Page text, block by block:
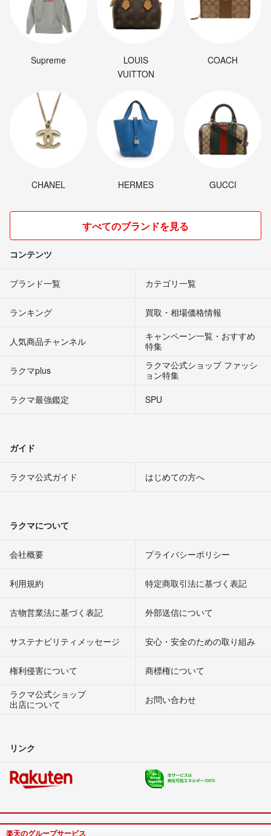
Supreme
LOUIS
VUITTON
COACH
CHANEL HERMES GUCCI
すべてのブランドを見る
コンテンツ
ブランド一覧 カテゴリ一覧
ランキング 買取・相場価格情報
人気商品チャンネル
キャンペーン一覧・おすすめ
特集
ラクマplus
ラクマ公式ショップ ファッシ
ョン特集
ラクマ最強鑑定
SPU
ガイド
ラクマ公式ガイド はじめての方へ
ラクマについて
会社概要 プライバシーポリシー
利用規約 特定商取引法に基づく表記
古物営業法に基づく表記 外部送信について
サステナビリティメッセージ 安心・安全のための取り組み
権利侵害について
商標権について
ラクマ公式ショップ
出店について
お問い合わせ
リンク
楽天のグループサービス